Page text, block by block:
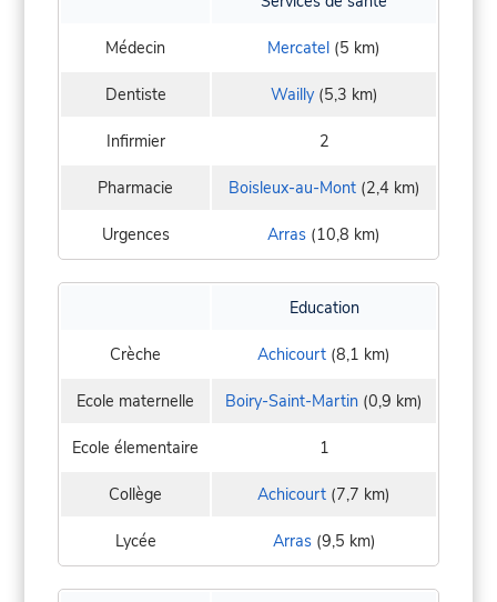
Médecin Mercatel (5 km)
Dentiste Wailly(5,3 km)
Infirmier 2
Pharmacie Boisleux-au-Mont(2,4 km)
Urgences Arras (10,8 km)
Education
Crèche Achicourt (8,1 km)
Ecole maternelle Boiry-Saint-Martin (0,9 km)
Ecole élementaire 1
Collège Achicourt (7,7 km)
Lycée Arras(9,5 km)